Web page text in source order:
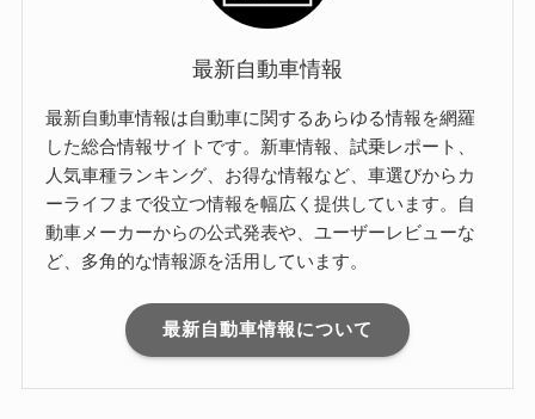
最新自動車情報
最新自動車情報は自動車に関するあらゆる情報を網羅
した総合情報サイトです。新車情報、試乗レポート、
人気車種ランキング、お得な情報など、車選びからカ
ーライフまで役立つ情報を幅広く提供しています。自
動車メーカーからの公式発表や、ユーザーレビューな
ど、多角的な情報源を活用しています。
最新自動車情報について